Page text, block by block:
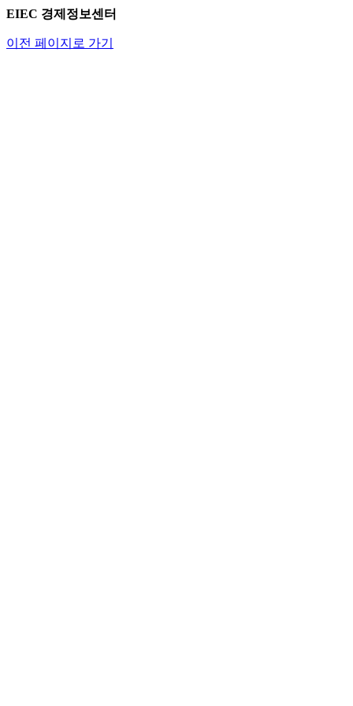
EIEC 경제정보센터
이전 페이지로 가기